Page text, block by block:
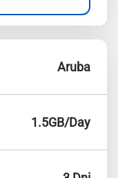
Aruba
1.5GB/Day